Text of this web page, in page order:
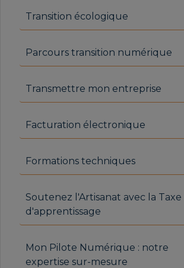
Transition écologique
Parcours transition numérique
Transmettre mon entreprise
Facturation électronique
Formations techniques
Soutenez l'Artisanat avec la Taxe
d'apprentissage
Mon Pilote Numérique : notre
expertise sur-mesure